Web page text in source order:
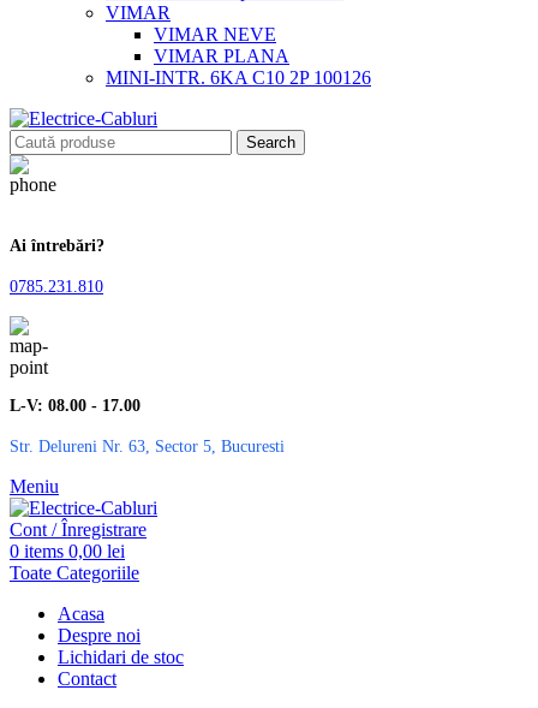
VIMAR
VIMAR NEVE
VIMAR PLANA
MINI-INTR. 6KA C10 2P 100126
Search
Ai întrebări?
0785.231.810
L-V: 08.00 - 17.00
Str. Delureni Nr. 63, Sector 5, Bucuresti
Meniu
Cont / Înregistrare
0 items 0,00 lei
Toate Categoriile
Acasa
Despre noi
Lichidari de stoc
Contact